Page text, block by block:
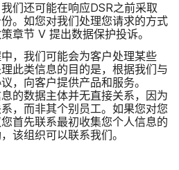
们​还​可能​在​响应DSR之前​采取​
。​如​您​对​我们​处理​您​请求​的​方式​
章节 V 提出​数据​保护​投诉。
，​我们​可能​会​为​客户​处理​某些​
此​类​信息​的​目的​是，​根据​我们​与​
，​向​客户​提供​产品​和​服务。​
的​数据​主体​并​无​直接​关系，​因为​
，​而​非其​个​别员工。​如果​您​对​您​
首先​联系​最​初​收集​您​个​人​信息​的​
该​组织​可以​联系​我们。